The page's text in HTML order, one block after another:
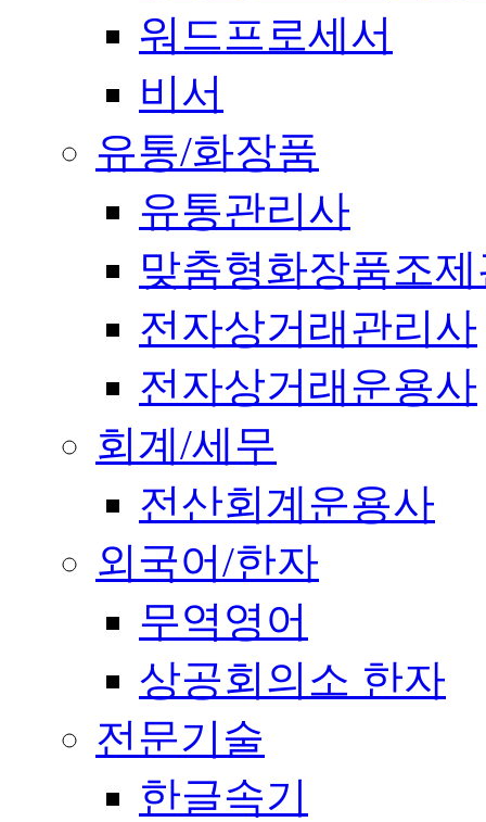
워드프로세서
비서
유통/화장품
유통관리사
맞춤형화장품조
전자상거래관리사
전자상거래운용사
회계/세무
전산회계운용사
외국어/한자
무역영어
상공회의소 한자
전문기술
한글속기